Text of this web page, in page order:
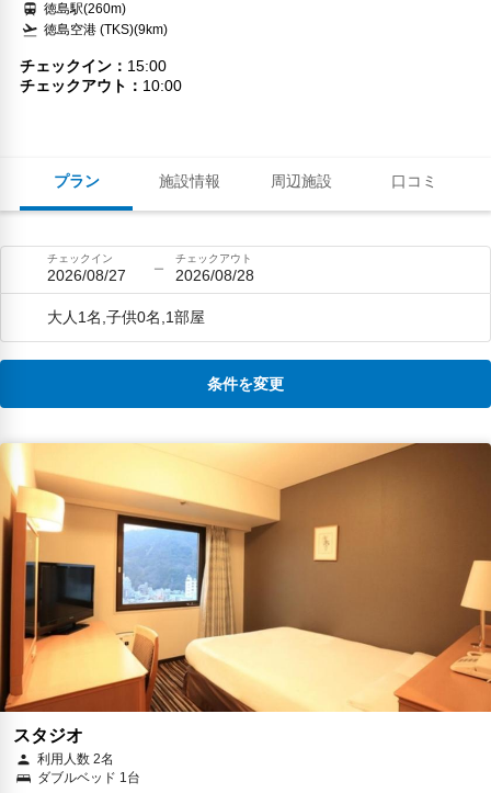
プラン 施設情報 周辺施設 口コミ
徳島駅(260m)
徳島空港 (TKS)(9km)
チェックイン
15:00
チェックアウト
10:00
チェックイン
2026/08/27
チェックアウト
2026/08/28
大人1名,子供0名,1部屋
条件を変更
スタジオ
利用人数 2名
ダブルベッド 1台